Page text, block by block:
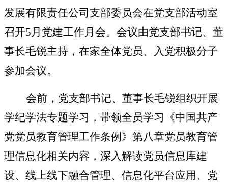
发展有限责任公司支部委员会在党支部活动室
召开5月党建工作月会。会议由党支部书记、董
事长毛锐主持，在家全体党员、入党积极分子
参加会议。
会前，党支部书记、董事长毛锐组织开展
学纪学法专题学习，带领全员学习《中国共产
党党员教育管理工作条例》第八章党员教育管
理信息化相关内容，深入解读党员信息库建
设、线上线下融合管理、信息化平台应用、党